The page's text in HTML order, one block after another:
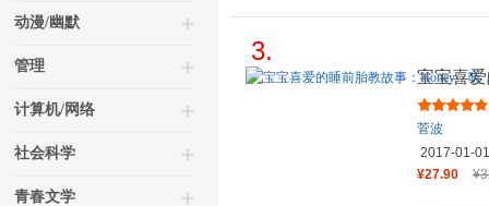
动漫/幽默
管理
计算机/网络
社会科学
青春文学
3.
宝宝喜
最美胎
菅波
2017-01-01
¥27.90